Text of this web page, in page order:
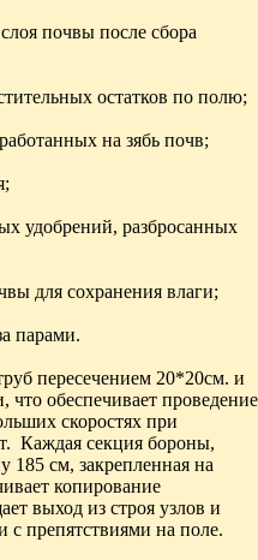
почвы после сбора
остатков по полю;
на зябь почв;
удобрений, разбросанных
для сохранения влаги;
парами.
пересечением 20*20см. и
что обеспечивает проведение
скоростях при
Каждая секция бороны,
185 см, закрепленная на
копирование
выход из строя узлов и
с препятствиями на поле.